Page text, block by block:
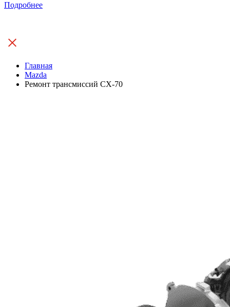
Подробнее
Главная
Mazda
Ремонт трансмиссий CX-70